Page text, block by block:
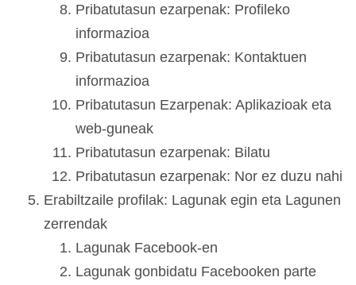
Pribatutasun ezarpenak: Profileko
informazioa
Pribatutasun ezarpenak: Kontaktuen
informazioa
Pribatutasun Ezarpenak: Aplikazioak eta
web-guneak
Pribatutasun ezarpenak: Bilatu
Pribatutasun ezarpenak: Nor ez duzu nahi
Erabiltzaile profilak: Lagunak egin eta Lagunen
zerrendak
Lagunak Facebook-en
Lagunak gonbidatu Facebooken parte